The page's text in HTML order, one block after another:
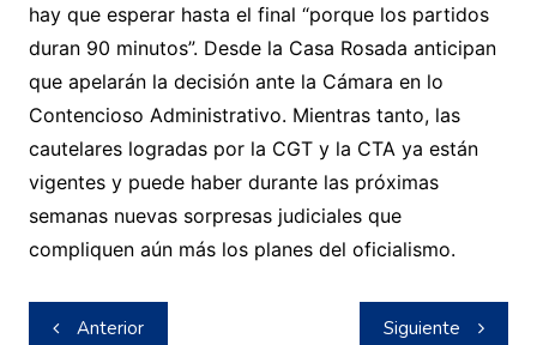
hay que esperar hasta el final “porque los partidos
duran 90 minutos”. Desde la Casa Rosada anticipan
que apelarán la decisión ante la Cámara en lo
Contencioso Administrativo. Mientras tanto, las
cautelares logradas por la CGT y la CTA ya están
vigentes y puede haber durante las próximas
semanas nuevas sorpresas judiciales que
compliquen aún más los planes del oficialismo.
Navegación
Anterior Siguiente